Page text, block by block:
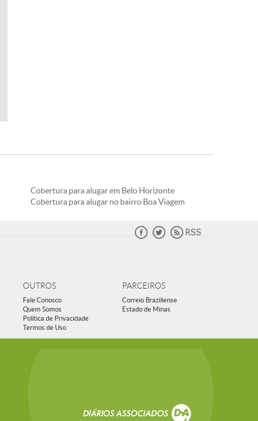
Cobertura para alugar em Belo Horizonte
Cobertura para alugar no bairro Boa Viagem
OUTROS
Fale Conosco
Quem Somos
Política de Privacidade
Termos de Uso
PARCEIROS
Correio Braziliense
Estado de Minas